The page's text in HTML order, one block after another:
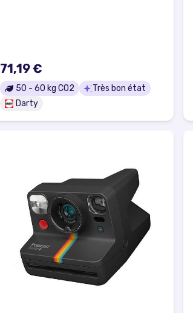
71,19 €
50 - 60 kg CO2
Très bon état
Darty